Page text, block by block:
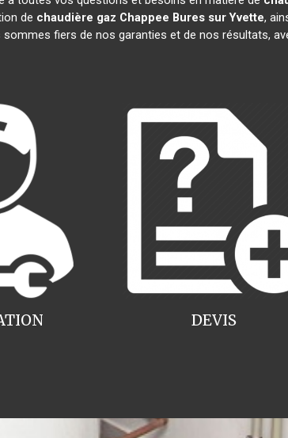
de chaudière gaz Chappee Bures sur Yvette,
fiers de nos garanties et de nos résultats,
DEVIS